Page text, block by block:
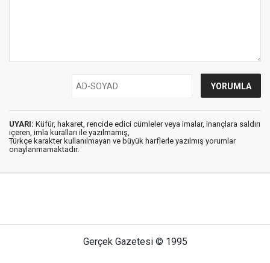
UYARI: Küfür, hakaret, rencide edici cümleler veya imalar, inançlara saldırı
içeren, imla kuralları ile yazılmamış,
Türkçe karakter kullanılmayan ve büyük harflerle yazılmış yorumlar
onaylanmamaktadır.
Gerçek Gazetesi © 1995